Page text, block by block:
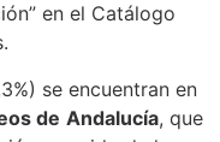
en el Catálogo
se encuentran en
de Andalucía, que